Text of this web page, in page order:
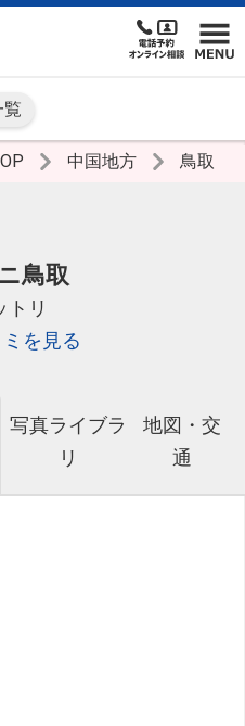
覧
中国地方 鳥取
鳥取
トリ
を見る
写真ライブラ
リ
地図・交
通